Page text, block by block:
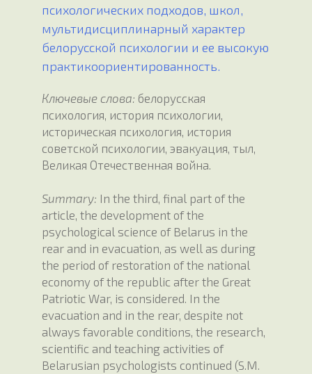
психологических подходов, школ,
мультидисциплинарный характер
белорусской психологии и ее высокую
практикоориентированность.
Ключевые слова: белорусская
психология, история психологии,
историческая психология, история
советской психологии, эвакуация, тыл,
Великая Отечественная война.
Summary: In the third, final part of the
article, the development of the
psychological science of Belarus in the
rear and in evacuation, as well as during
the period of restoration of the national
economy of the republic after the Great
Patriotic War, is considered. In the
evacuation and in the rear, despite not
always favorable conditions, the research,
scientific and teaching activities of
Belarusian psychologists continued (S.M.